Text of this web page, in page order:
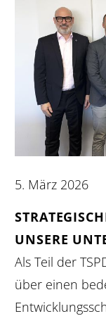
UNSERE
5. März 2026
Als Teil der
über einen